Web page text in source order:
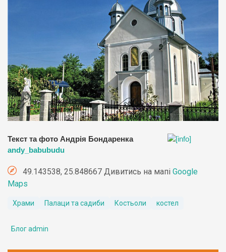
Текст та фото Андрія Бондаренка
andy_babubudu
49.143538, 25.848667 Дивитись на мапі Google
Maps
Храми Палаци та садиби Костьоли костел
Блог admin